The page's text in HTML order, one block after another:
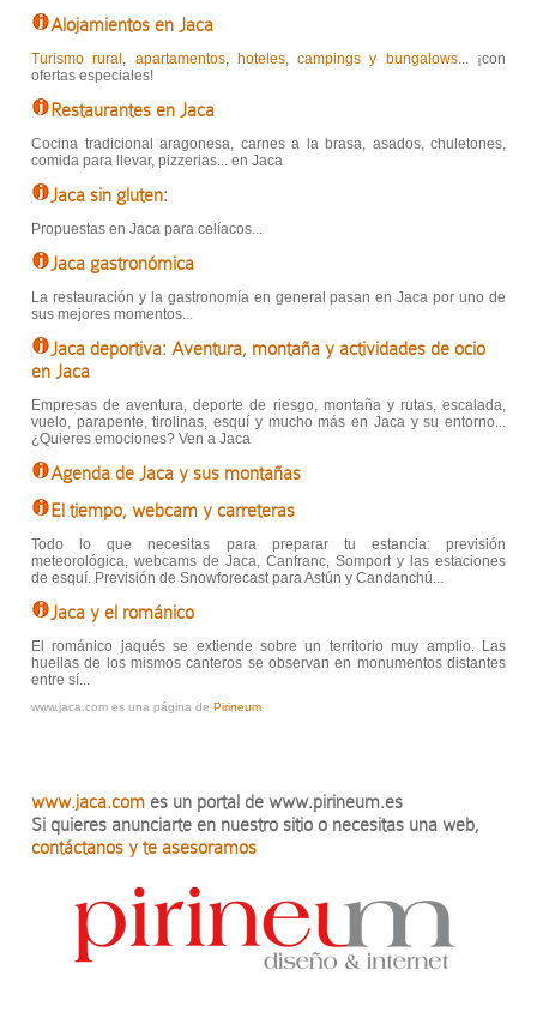
Alojamientos en Jaca
Turismo rural , apartamentos, hoteles,campings y bungalows... ¡con
ofertas especiales!
Restaurantes en Jaca
Cocina tradicional aragonesa, carnes a la brasa, asados, chuletones,
comida para llevar, pizzerias... en Jaca
Jaca sin gluten:
Propuestas en Jaca para celíacos...
Jaca gastronómica
La restauración y la gastronomía en general pasan en Jaca por uno de
sus mejores momentos...
Jaca deportiva: Aventura, montaña y actividades de ocio
en Jaca
Empresas de aventura, deporte de riesgo, montaña y rutas, escalada,
vuelo, parapente, tirolinas, esquí y mucho más en Jaca y su entorno...
¿Quieres emociones? Ven a Jaca
Agenda de Jaca y sus montañas
El tiempo, webcam y carreteras
Todo lo que necesitas para preparar tu estancia: previsión
meteorológica, webcams de Jaca, Canfranc, Somport y las estaciones
de esquí. Previsión de Snowforecast para Astún y Candanchú...
Jaca y el románico
El románico jaqués se extiende sobre un territorio muy amplio. Las
huellas de los mismos canteros se observan en monumentos distantes
entre sí...
www.jaca.com es una página de Pirineum
www.jaca.com es un portal de www.pirineum.es
Si quieres anunciarte en nuestro sitio o necesitas una web,
contáctanos y te asesoramos